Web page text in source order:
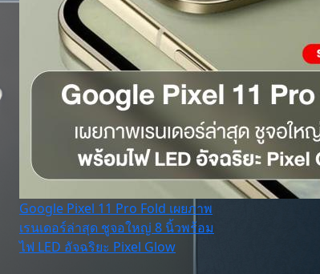
Google Pixel 11 Pro Fold เผยภาพ
เรนเดอร์ล่าสุด ชูจอใหญ่ 8 นิ้วพร้อม
ไฟ LED อัจฉริยะ Pixel Glow